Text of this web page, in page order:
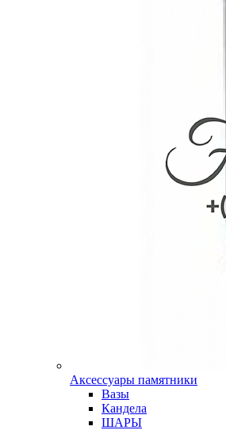
Аксессуары памятники
Вазы
Кандела
ШАРЫ